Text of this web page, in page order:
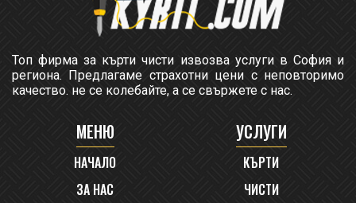
Топ фирма за кърти чисти извозва услуги в София и
региона. Предлагаме страхотни цени с неповторимо
качество. не се колебайте, а се свържете с нас.
МЕНЮ
НАЧАЛО
ЗА НАС
УСЛУГИ
КЪРТИ
ЧИСТИ